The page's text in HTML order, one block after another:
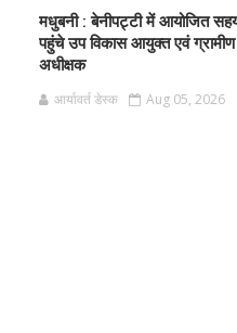
मधुबनी : बेनीपट्टी में आयोजित
पहुंचे उप विकास आयुक्त एवं
अधीक्षक
आर्यावर्त डेस्क Aug 05, 2026